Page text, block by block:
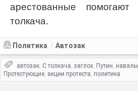
арестованные
толкача.
Политика Автозак
автозак, С толкача, заглох, Путин,
Протестующие, акции протеста, политика